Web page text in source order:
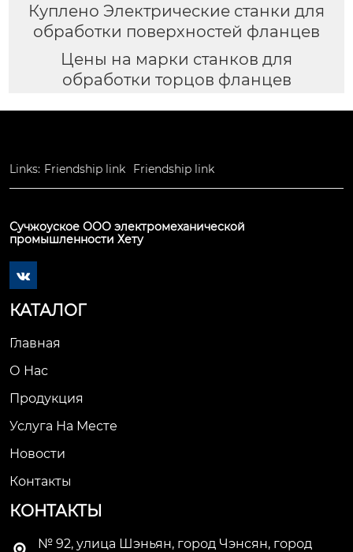
Куплено Электрические станки для
обработки поверхностей фланцев
Цены на марки станков для
обработки торцов фланцев
Links: Friendship link Friendship link
Сучжоуское ООО электромеханической
промышленности Хету

КАТАЛОГ
Главная
О Нас
Продукция
Услуга На Месте
Новости
Контакты
КОНТАКТЫ
№ 92, улица Шэньян, город Чэнсян, город